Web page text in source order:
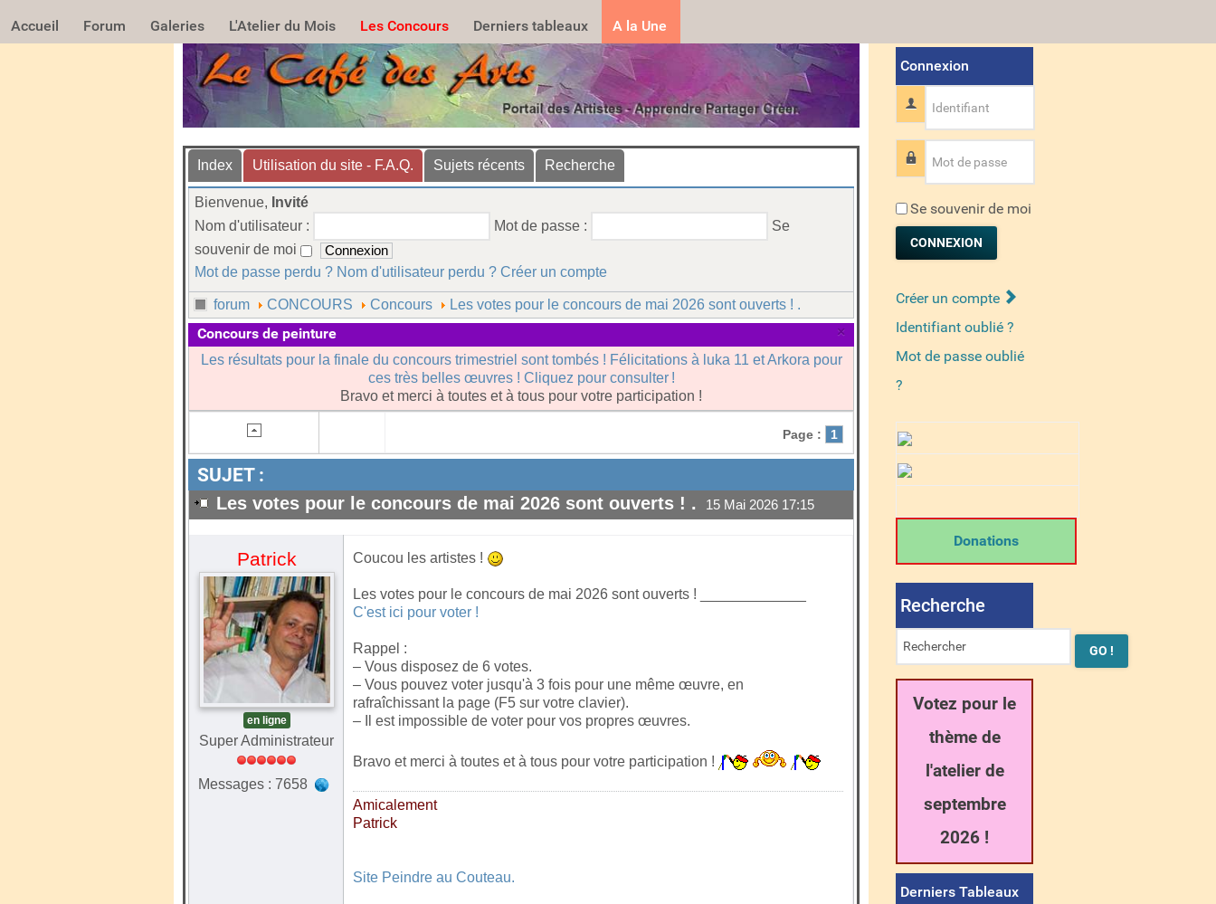
Accueil Forum Galeries L'Atelier du Mois Les Concours Derniers tableaux A la Une
Index Utilisation du site - F.A.Q. Sujets récents Recherche
Bienvenue, Invité
Nom d'utilisateur :
Mot de passe :
Se
souvenir de moi
Mot de passe perdu ? Nom d'utilisateur perdu ? Créer un compte
forum CONCOURS Concours
Les votes pour le concours de mai 2026 sont ouverts ! .
×
Concours de peinture
Les résultats pour la finale du concours trimestriel sont tombés ! Félicitations à luka 11 et Arkora pour
ces très belles œuvres ! Cliquez pour consulter !
Bravo et merci à toutes et à tous pour votre participation !
Page : 1
SUJET :
Les votes pour le concours de mai 2026 sont ouverts ! .
15 Mai 2026 17:15
Patrick
en ligne
Super Administrateur
Messages : 7658
Coucou les artistes !
Les votes pour le concours de mai 2026 sont ouverts ! _____________
C'est ici pour voter !
Rappel :
– Vous disposez de 6 votes.
– Vous pouvez voter jusqu'à 3 fois pour une même œuvre, en
rafraîchissant la page (F5 sur votre clavier).
– Il est impossible de voter pour vos propres œuvres.
Bravo et merci à toutes et à tous pour votre participation !
Amicalement
Patrick
Site Peindre au Couteau.
Connexion
Identifiant
Mot de passe
Se souvenir de moi
CONNEXION
Créer un compte
Identifiant oublié ?
Mot de passe oublié
?
Donations
Recherche
Votez pour le
thème de
l'atelier de
septembre
2026 !
Derniers Tableaux